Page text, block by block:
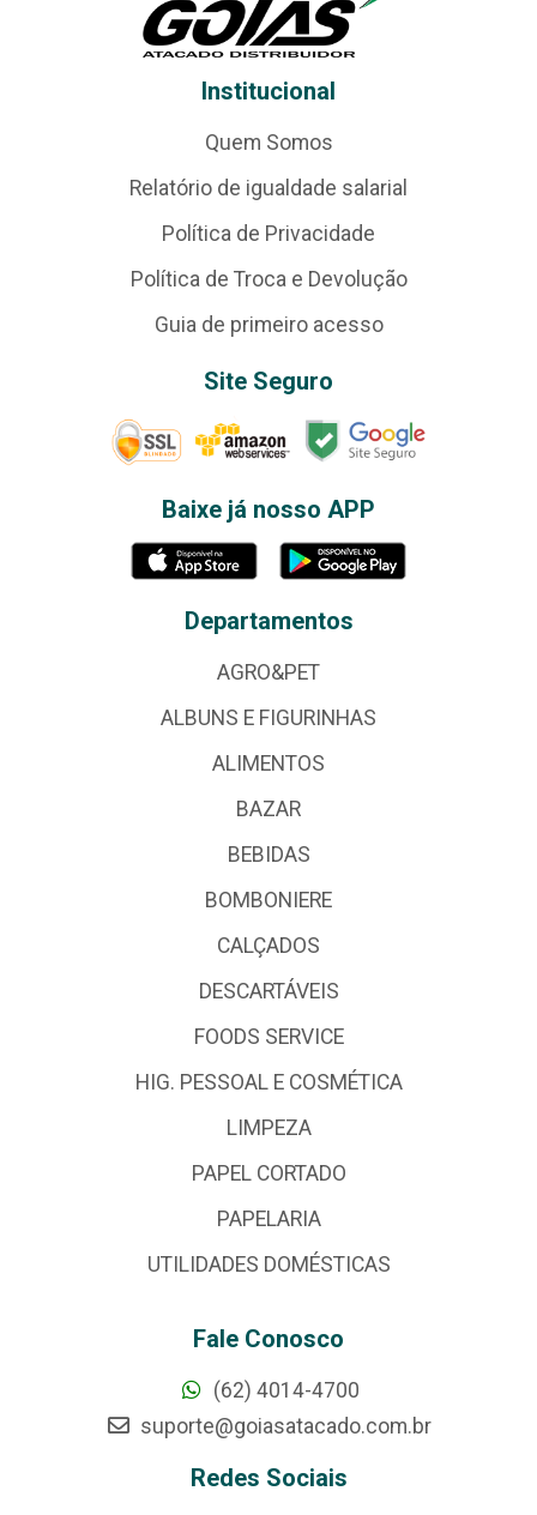
Institucional
Quem Somos
Relatório de igualdade salarial
Política de Privacidade
Política de Troca e Devolução
Guia de primeiro acesso
Site Seguro
Baixe já nosso APP
Departamentos
AGRO&PET
ALBUNS E FIGURINHAS
ALIMENTOS
BAZAR
BEBIDAS
BOMBONIERE
CALÇADOS
DESCARTÁVEIS
FOODS SERVICE
HIG. PESSOAL E COSMÉTICA
LIMPEZA
PAPEL CORTADO
PAPELARIA
UTILIDADES DOMÉSTICAS
Fale Conosco
(62) 4014-4700
suporte@goiasatacado.com.br
Redes Sociais